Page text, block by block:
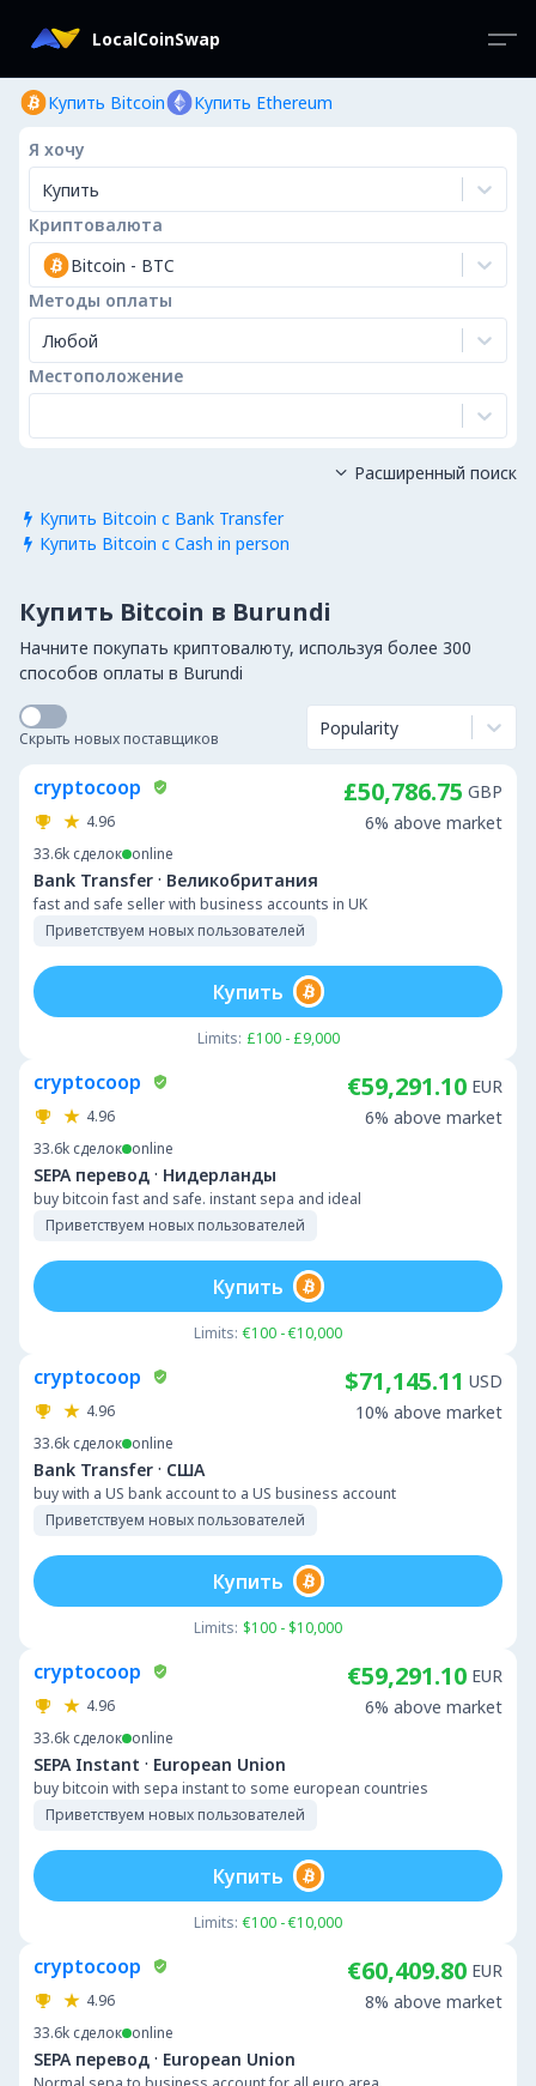
LocalCoinSwap
Купить Bitcoin Купить Ethereum
Я хочу
Купить
Криптовалюта
Bitcoin - BTC
Методы оплаты
Любой
Местоположение
 Купить Bitcoin с Bank Transfer
 Купить Bitcoin с Cash in person
 Расширенный поиск
Купить Bitcoin в Burundi
Начните покупать криптовалюту, используя более 300
способов оплаты в Burundi
Скрыть новых поставщиков Popularity
cryptocoop
4.96
33.6k сделок online
Bank Transfer · Великобритания
fast and safe seller with business accounts in UK
Приветствуем новых пользователей
£50,786.75 GBP
6% above market
Limits: £100 - £9,000
Купить
cryptocoop
4.96
33.6k сделок online
SEPA перевод · Нидерланды
buy bitcoin fast and safe. instant sepa and ideal
Приветствуем новых пользователей
€59,291.10 EUR
6% above market
Limits: €100 - €10,000
Купить
cryptocoop
4.96
33.6k сделок online
Bank Transfer · США
buy with a US bank account to a US business account
Приветствуем новых пользователей
$71,145.11 USD
10% above market
Limits: $100 - $10,000
Купить
cryptocoop
4.96
33.6k сделок online
SEPA Instant · European Union
buy bitcoin with sepa instant to some european countries
Приветствуем новых пользователей
€59,291.10 EUR
6% above market
Limits: €100 - €10,000
Купить
cryptocoop
4.96
33.6k сделок online
SEPA перевод · European Union
€60,409.80 EUR
8% above market